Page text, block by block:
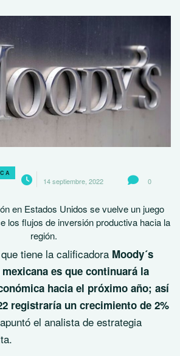
14 septiembre, 2022 0
en Estados Unidos se vuelve un juego
los flujos de inversión productiva hacia la
región.
tiene la calificadora Moody´s
es que continuará la
hacia el próximo año; así
registraría un crecimiento de 2%
apuntó el analista de estrategia